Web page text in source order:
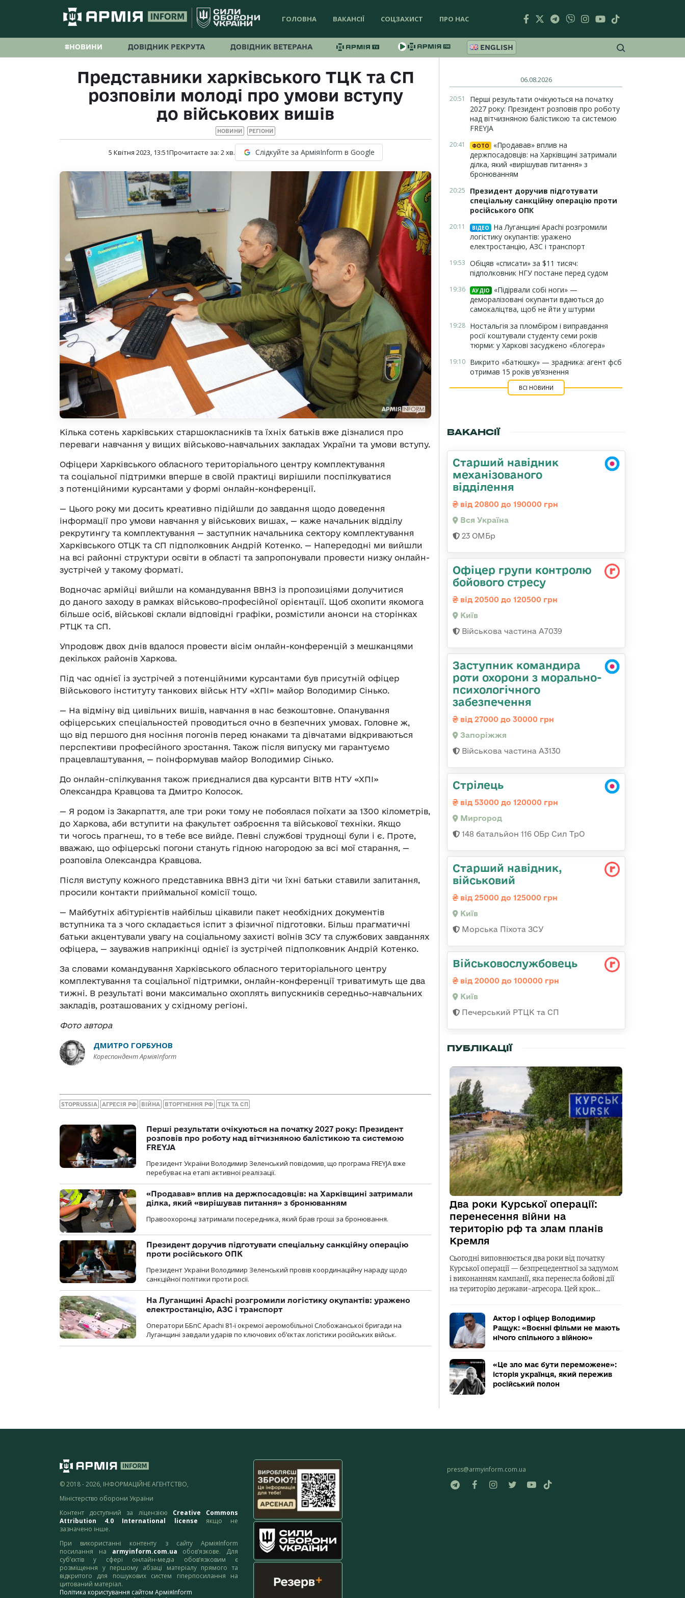
ГОЛОВНА ВАКАНСІЇ СОЦЗАХИСТ ПРО НАС
#НОВИНИ ДОВІДНИК РЕКРУТА ДОВІДНИК ВЕТЕРАНА ENGLISH
Представники харківського ТЦК та СП
розповіли молоді про умови вступу
до військових вишів
НОВИНИ РЕГІОНИ
5 Квітня 2023, 13:51Прочитаєте за: 2хв. Слідкуйте за АрміяInform в Google
Кілька сотень харківських старшокласників та їхніх батьків вже дізналися про
переваги навчання у вищих військово-навчальних закладах України та умови вступу.
Офіцери Харківського обласного територіального центру комплектування
та соціальної підтримки вперше в своїй практиці вирішили поспілкуватися
з потенційними курсантами у формі онлайн-конференції.
— Цього року ми досить креативно підійшли до завдання щодо доведення
інформації про умови навчання у військових вишах, — каже начальник відділу
рекрутингу та комплектування — заступник начальника сектору комплектування
Харківського ОТЦК та СП підполковник Андрій Котенко. — Напередодні ми вийшли
на всі районні структури освіти в області та запропонували провести низку онлайн-
зустрічей у такому форматі.
Водночас армійці вийшли на командування ВВНЗ із пропозиціями долучитися
до даного заходу в рамках військово-професійної орієнтації. Щоб охопити якомога
більше осіб, військові склали відповідні графіки, розмістили анонси на сторінках
РТЦК та СП.
Упродовж двох днів вдалося провести вісім онлайн-конференцій з мешканцями
декількох районів Харкова.
Під час однієї із зустрічей з потенційними курсантами був присутній офіцер
Військового інституту танкових військ НТУ «ХПІ» майор Володимир Сінько.
— На відміну від цивільних вишів, навчання в нас безкоштовне. Опанування
офіцерських спеціальностей проводиться очно в безпечних умовах. Головне ж,
що від першого дня носіння погонів перед юнаками та дівчатами відкриваються
перспективи професійного зростання. Також після випуску ми гарантуємо
працевлаштування, — поінформував майор Володимир Сінько.
До онлайн-спілкування також приєдналися два курсанти ВІТВ НТУ «ХПІ»
Олександра Кравцова та Дмитро Колосок.
— Я родом із Закарпаття, але три роки тому не побоялася поїхати за 1300 кілометрів,
до Харкова, аби вступити на факультет озброєння та військової техніки. Якщо
ти чогось прагнеш, то в тебе все вийде. Певні службові труднощі були і є. Проте,
вважаю, що офіцерські погони стануть гідною нагородою за всі мої старання, —
розповіла Олександра Кравцова.
Після виступу кожного представника ВВНЗ діти чи їхні батьки ставили запитання,
просили контакти приймальної комісії тощо.
— Майбутніх абітурієнтів найбільш цікавили пакет необхідних документів
вступника та з чого складається іспит з фізичної підготовки. Більш прагматичні
батьки акцентували увагу на соціальному захисті воїнів ЗСУ та службових завданнях
офіцера, — зауважив наприкінці однієї із зустрічей підполковник Андрій Котенко.
За словами командування Харківського обласного територіального центру
комплектування та соціальної підтримки, онлайн-конференції триватимуть ще два
тижні. В результаті вони максимально охоплять випускників середньо-навчальних
закладів, розташованих у східному регіоні.
Фото автора
ДМИТРО ГОРБУНОВ
Кореспондент АрміяInform
STOPRUSSIA АГРЕСІЯ РФ ВІЙНА ВТОРГНЕННЯ РФ ТЦК ТА СП
Перші результати очікуються на початку 2027 року: Президент
розповів про роботу над вітчизняною балістикою та системою
FREYJA
Президент України Володимир Зеленський повідомив, що програма FREYJA вже
перебуває на етапі активної реалізації.
«Продавав» вплив на держпосадовців: на Харківщині затримали
ділка, який «вирішував питання» з бронюванням
Правоохоронці затримали посередника, який брав гроші за бронювання.
Президент доручив підготувати спеціальну санкційну операцію
проти російського ОПК
Президент України Володимир Зеленський провів координаційну нараду щодо
санкційної політики проти росії.
На Луганщині Apachi розгромили логістику окупантів: уражено
електростанцію, АЗС і транспорт
Оператори ББпС Apachi 81-ї окремої аеромобільної Слобожанської бригади на
Луганщині завдали ударів по ключових об’єктах логістики російських військ.
06.08.2026
20:51
Перші результати очікуються на початку
2027 року: Президент розповів про роботу
над вітчизняною балістикою та системою
FREYJA
20:41 ФОТО
«Продавав» вплив на
держпосадовців: на Харківщині затримали
ділка, який «вирішував питання» з
бронюванням
20:25
Президент доручив підготувати
спеціальну санкційну операцію проти
російського ОПК
20:11 ВІДЕО
На Луганщині Apachi розгромили
логістику окупантів: уражено
електростанцію, АЗС і транспорт
19:53 Обіцяв «списати» за $11 тисяч:
підполковник НГУ постане перед судом
19:36 АУДІО
«Підірвали собі ноги» —
деморалізовані окупанти вдаються до
самокаліцтва, щоб не йти у штурми
19:28 Ностальгія за пломбіром і виправдання
росії коштували студенту семи років
тюрми: у Харкові засуджено «блогера»
19:10 Викрито «батюшку» — зрадника: агент фсб
отримав 15 років ув’язнення
ВСІ НОВИНИ
ВАКАНСІЇ
Старший навідник
механізованого
відділення
від 20800 до 190000 грн
Вся Україна
23 ОМБр
Офіцер групи контролю
бойового стресу
від 20500 до 120500 грн
Київ
Військова частина А7039
Заступник командира
роти охорони з морально-
психологічного
забезпечення
від 27000 до 30000 грн
Запоріжжя
Військова частина А3130
Стрілець
від 53000 до 120000 грн
Миргород
148 батальйон 116 ОБр Сил ТрО
Стаpший навідник,
військовий
від 25000 до 125000 грн
Київ
Морська Піхота ЗСУ
Військовослужбовець
від 20000 до 100000 грн
Київ
Печерський РТЦК та СП
ПУБЛІКАЦІЇ
Два роки Курської операції:
перенесення війни на
територію рф та злам планів
Кремля
Сьогодні виповнюється два роки від початку
Курської операції — безпрецедентної за задумом
і виконанням кампанії, яка перенесла бойові дії
на територію держави-агресора. Цей крок…
Актор і офіцер Володимир
Ращук: «Воєнні фільми не мають
нічого спільного з війною»
«Це зло має бути переможене»:
історія українця, який пережив
російський полон
© 2018 - 2026, ІНФОРМАЦІЙНЕ АГЕНТСТВО,
Міністерство оборони України
Контент доступний за ліцензією Creative Commons
Attribution 4.0 International license якщо не
зазначено інше.
При використанні контенту з сайту АрміяInform
посилання на armyinform.com.ua обов’язкове. Для
суб’єктів у сфері онлайн-медіа обов’язковим є
розміщення у першому абзаці матеріалу прямого та
відкритого для пошукових систем гіперпосилання на
цитований матеріал.
Політика користування сайтом АрміяInform
press@armyinform.com.ua